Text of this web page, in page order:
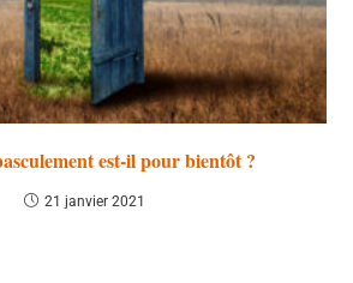
est-il pour bientôt ?
21 janvier 2021